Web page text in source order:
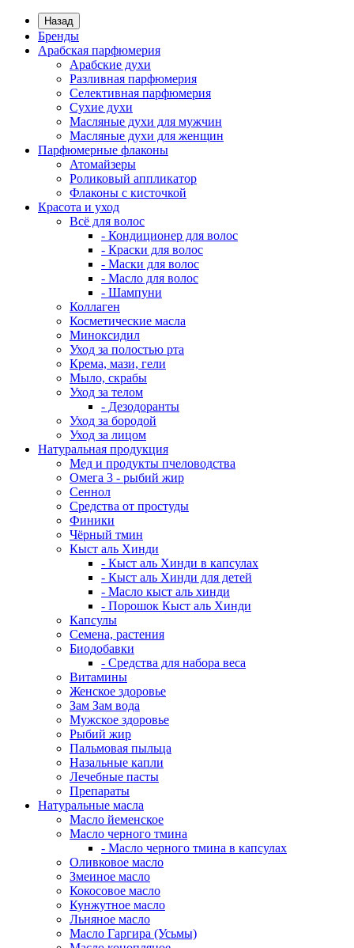
Назад
Бренды
Арабская парфюмерия
Арабские духи
Разливная парфюмерия
Селективная парфюмерия
Сухие духи
Масляные духи для мужчин
Масляные духи для женщин
Парфюмерные флаконы
Атомайзеры
Роликовый аппликатор
Флаконы с кисточкой
Красота и уход
Всё для волос
- Кондиционер для волос
- Краски для волос
- Маски для волос
- Масло для волос
- Шампуни
Коллаген
Косметические масла
Миноксидил
Уход за полостью рта
Крема, мази, гели
Мыло, скрабы
Уход за телом
- Дезодоранты
Уход за бородой
Уход за лицом
Натуральная продукция
Мед и продукты пчеловодства
Омега 3 - рыбий жир
Сеннол
Средства от простуды
Финики
Чёрный тмин
Кыст аль Хинди
- Кыст аль Хинди в капсулах
- Кыст аль Хинди для детей
- Масло кыст аль хинди
- Порошок Кыст аль Хинди
Капсулы
Семена, растения
Биодобавки
- Средства для набора веса
Витамины
Женское здоровье
Зам Зам вода
Мужское здоровье
Рыбий жир
Пальмовая пыльца
Назальные капли
Лечебные пасты
Препараты
Натуральные масла
Масло йеменское
Масло черного тмина
- Масло черного тмина в капсулах
Оливковое масло
Змеиное масло
Кокосовое масло
Кунжутное масло
Льняное масло
Масло Гаргира (Усьмы)